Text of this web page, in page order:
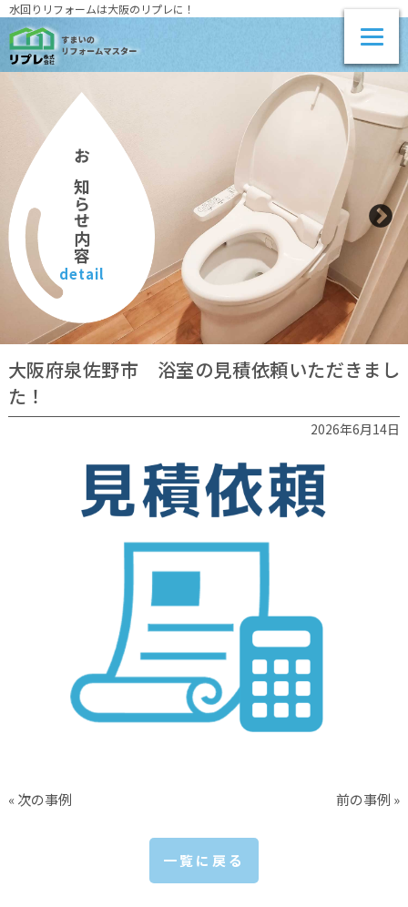
水回りリフォームは大阪のリプレに！
お知らせ内容
detail
大阪府泉佐野市 浴室の見積依頼いただきまし
た！
2026年6月14日
« 次の事例 前の事例 »
一覧に戻る